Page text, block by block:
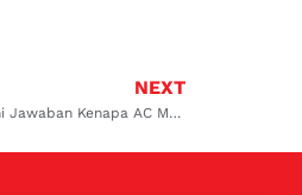
NEXT
Ini Jawaban Kenapa AC Mobil Bisa Bau dan Cara Mengatasinya